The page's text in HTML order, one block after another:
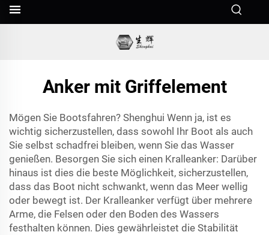
Anker mit Griffelement
Mögen Sie Bootsfahren? Shenghui Wenn ja, ist es
wichtig sicherzustellen, dass sowohl Ihr Boot als auch
Sie selbst schadfrei bleiben, wenn Sie das Wasser
genießen. Besorgen Sie sich einen Kralleanker: Darüber
hinaus ist dies die beste Möglichkeit, sicherzustellen,
dass das Boot nicht schwankt, wenn das Meer wellig
oder bewegt ist. Der Kralleanker verfügt über mehrere
Arme, die Felsen oder den Boden des Wassers
festhalten können. Dies gewährleistet die Stabilität